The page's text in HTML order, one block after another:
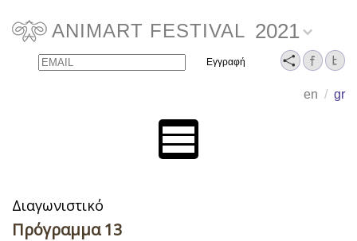
ANIMART FESTIVAL 2021
en / gr
Email Name
Διαγωνιστικό
Πρόγραμμα 13